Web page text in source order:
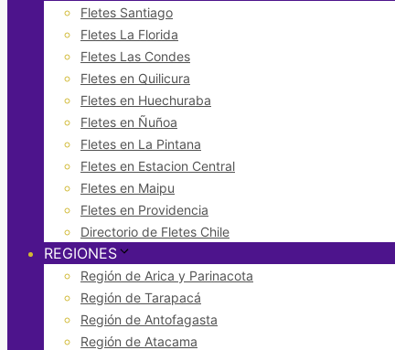
Fletes Santiago
Fletes La Florida
Fletes Las Condes
Fletes en Quilicura
Fletes en Huechuraba
Fletes en Ñuñoa
Fletes en La Pintana
Fletes en Estacion Central
Fletes en Maipu
Fletes en Providencia
Directorio de Fletes Chile
REGIONES
Región de Arica y Parinacota
Región de Tarapacá
Región de Antofagasta
Región de Atacama